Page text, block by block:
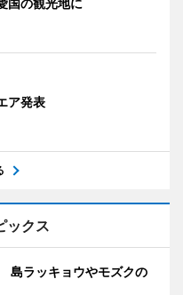
ア発表
ックス
島ラッキョウやモズクの